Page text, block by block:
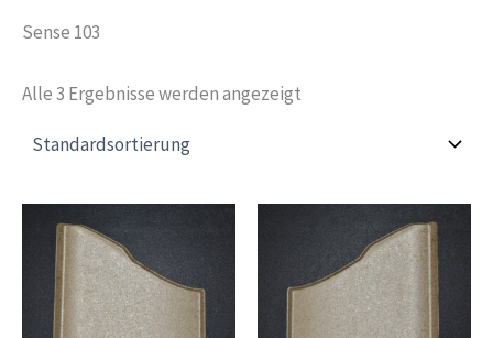
Sense 103
Alle 3 Ergebnisse werden angezeigt